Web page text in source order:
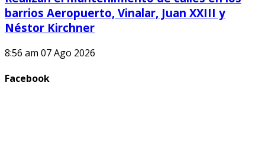
barrios Aeropuerto, Vinalar, Juan XXIII y
Néstor Kirchner
8:56 am 07 Ago 2026
Facebook